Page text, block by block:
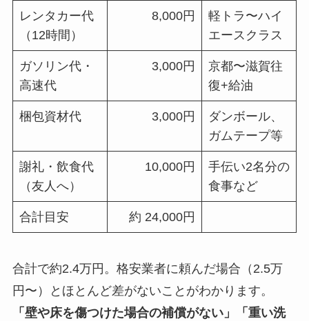
レンタカー代
（12時間）
8,000円
軽トラ〜ハイ
エースクラス
ガソリン代・
高速代
3,000円
京都〜滋賀往
復+給油
梱包資材代 3,000円
ダンボール、
ガムテープ等
謝礼・飲食代
（友人へ）
10,000円
手伝い2名分の
食事など
合計目安 約 24,000円
合計で約2.4万円。格安業者に頼んだ場合（2.5万
円〜）とほとんど差がないことがわかります。
「壁や床を傷つけた場合の補償がない」「重い洗